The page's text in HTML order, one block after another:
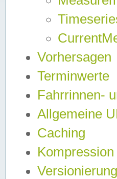
Vorhersagen
Terminwerte
Fahrrinnen-
Allgemeine
Caching
Kompression
Versionierung